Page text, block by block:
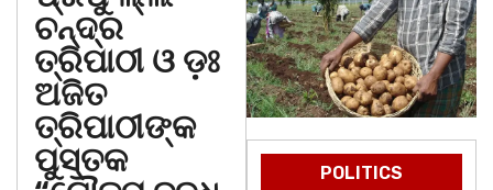
ଚନ୍ଦ୍ର
ତ୍ରିପାଠୀ ଓ ଡ଼ଃ
ଅଜିତ
ତ୍ରିପାଠୀଙ୍କ
ପୁସ୍ତକ
POLITICS